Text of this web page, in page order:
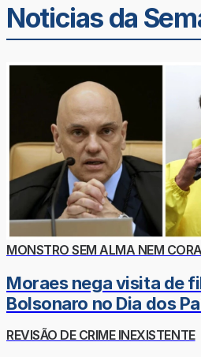
Noticias da
MONSTRO SEM ALMA NEM
Moraes nega visita de
Bolsonaro no Dia dos
REVISÃO DE CRIME INEXISTENTE